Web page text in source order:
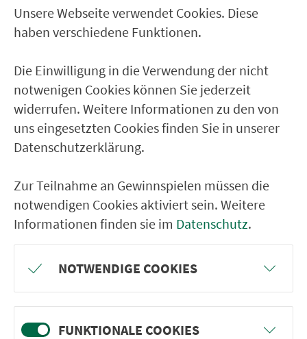
herunterladen
BAUFAHRPLAN LINIEN 113, 114 AB
Unsere Webseite verwendet Cookies. Diese
haben verschiedene Funktionen.
Die Einwilligung in die Verwendung der nicht
notwenigen Cookies können Sie jederzeit
widerrufen. Weitere Informationen zu den von
uns eingesetzten Cookies finden Sie in unserer
Datenschutzerklärung.
Zur Teilnahme an Gewinnspielen müssen die
notwendigen Cookies aktiviert sein. Weitere
Informationen finden sie im Datenschutz.
NOTWENDIGE COOKIES
FUNKTIONALE COOKIES